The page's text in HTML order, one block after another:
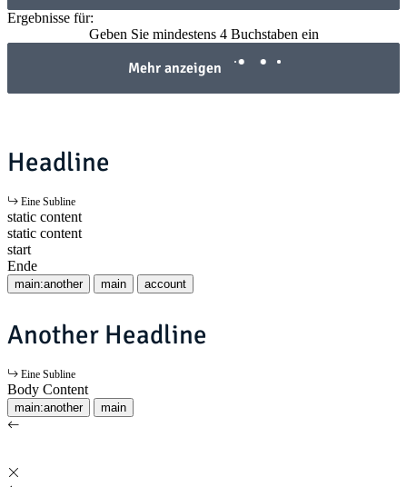
Ergebnisse für:
Geben Sie mindestens 4 Buchstaben ein
Mehr anzeigen
Headline
Eine Subline
static content
static content
start
Ende
main:another main account
Another Headline
Eine Subline
Body Content
main:another main